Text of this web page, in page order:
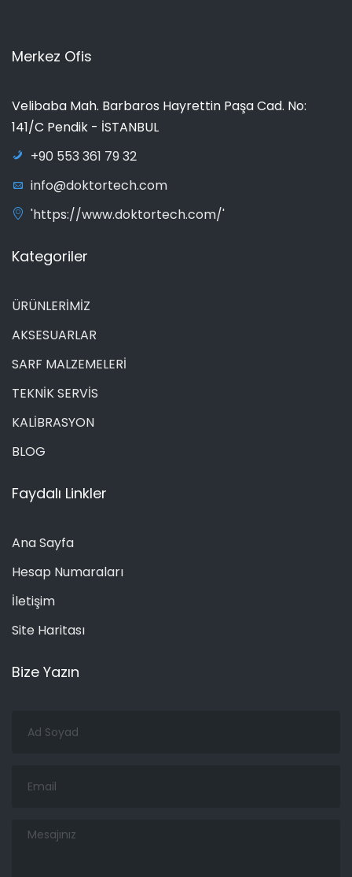
Merkez Ofis
Velibaba Mah. Barbaros Hayrettin Paşa Cad. No:
141/C Pendik - İSTANBUL
+90 553 361 79 32
info@doktortech.com
'https://www.doktortech.com/'
Kategoriler
ÜRÜNLERİMİZ
AKSESUARLAR
SARF MALZEMELERİ
TEKNİK SERVİS
KALİBRASYON
BLOG
Faydalı Linkler
Ana Sayfa
Hesap Numaraları
İletişim
Site Haritası
Bize Yazın
Soyad
Mesajınız